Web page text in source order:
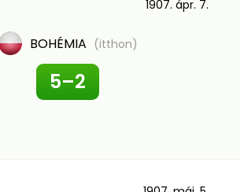
1907. ápr. 7.
BOHÉMIA (itthon)
5–2